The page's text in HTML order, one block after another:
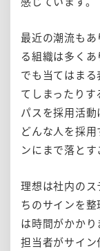
最近の潮流も
る組織は多く
でも当てはま
てしまったり
パスを採用活動
どんな人を採
ンにまで落とす
理想は社内の
ちのサインを
は時間がかか
担当者がサイ